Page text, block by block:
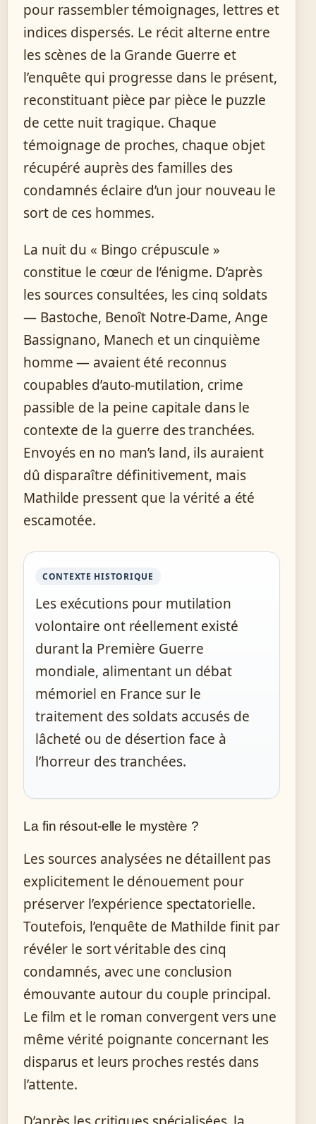
pour rassembler témoignages, lettres et
indices dispersés. Le récit alterne entre
les scènes de la Grande Guerre et
l’enquête qui progresse dans le présent,
reconstituant pièce par pièce le puzzle
de cette nuit tragique. Chaque
témoignage de proches, chaque objet
récupéré auprès des familles des
condamnés éclaire d’un jour nouveau le
sort de ces hommes.
La nuit du « Bingo crépuscule »
constitue le cœur de l’énigme. D’après
les sources consultées, les cinq soldats
— Bastoche, Benoît Notre-Dame, Ange
Bassignano, Manech et un cinquième
homme — avaient été reconnus
coupables d’auto-mutilation, crime
passible de la peine capitale dans le
contexte de la guerre des tranchées.
Envoyés en no man’s land, ils auraient
dû disparaître définitivement, mais
Mathilde pressent que la vérité a été
escamotée.
CONTEXTE HISTORIQUE
Les exécutions pour mutilation
volontaire ont réellement existé
durant la Première Guerre
mondiale, alimentant un débat
mémoriel en France sur le
traitement des soldats accusés de
lâcheté ou de désertion face à
l’horreur des tranchées.
La fin résout-elle le mystère ?
Les sources analysées ne détaillent pas
explicitement le dénouement pour
préserver l’expérience spectatorielle.
Toutefois, l’enquête de Mathilde finit par
révéler le sort véritable des cinq
condamnés, avec une conclusion
émouvante autour du couple principal.
Le film et le roman convergent vers une
même vérité poignante concernant les
disparus et leurs proches restés dans
l’attente.